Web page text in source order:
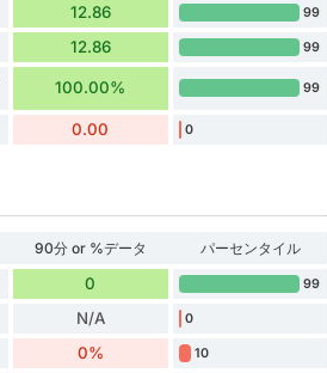
12.86 99
12.86 99
100.00% 99
0.00 0
90分 or %データ
パーセンタイル
0 99
N/A 0
0% 10